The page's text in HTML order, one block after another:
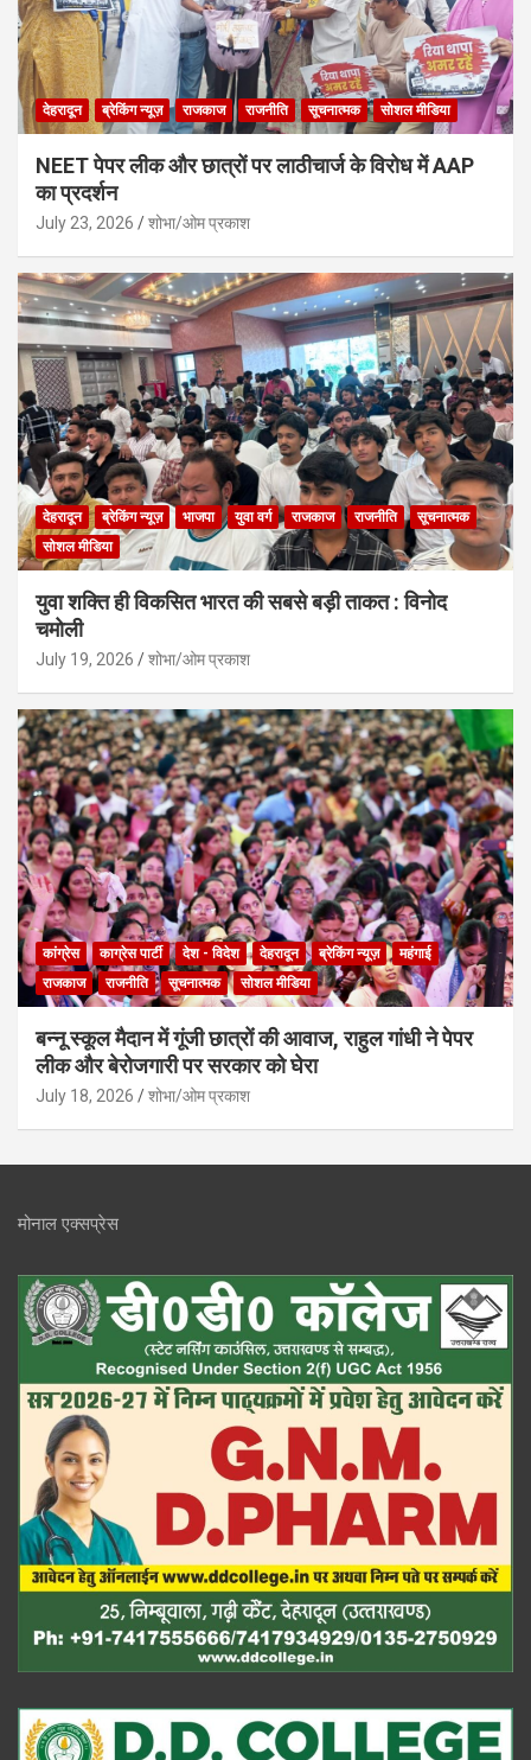
देहरादून ब्रेकिंग न्यूज़ राजकाज राजनीति सूचनात्मक सोशल मीडिया
NEET पेपर लीक और छात्रों पर लाठीचार्ज के विरोध में AAP
का प्रदर्शन
July 23, 2026 शोभा/ओम प्रकाश
देहरादून ब्रेकिंग न्यूज़ भाजपा युवा वर्ग राजकाज राजनीति
सूचनात्मक
सोशल मीडिया
युवा शक्ति ही विकसित भारत की सबसे बड़ी ताकत : विनोद
चमोली
July 19, 2026 शोभा/ओम प्रकाश
कांग्रेस काग्रेस पार्टी देश - विदेश देहरादून ब्रेकिंग न्यूज़
महंगाई
राजकाज
राजनीति सूचनात्मक सोशल मीडिया
बन्नू स्कूल मैदान में गूंजी छात्रों की आवाज, राहुल गांधी ने पेपर
लीक और बेरोजगारी पर सरकार को घेरा
July 18, 2026 शोभा/ओम प्रकाश
मोनाल एक्सप्रेस